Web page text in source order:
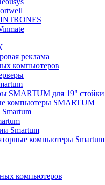
реклама
компьютеров
SMARTUM для 19" стойки
компьютеры SMARTUM
Smartum
компьютеры Smartum
компьютеров